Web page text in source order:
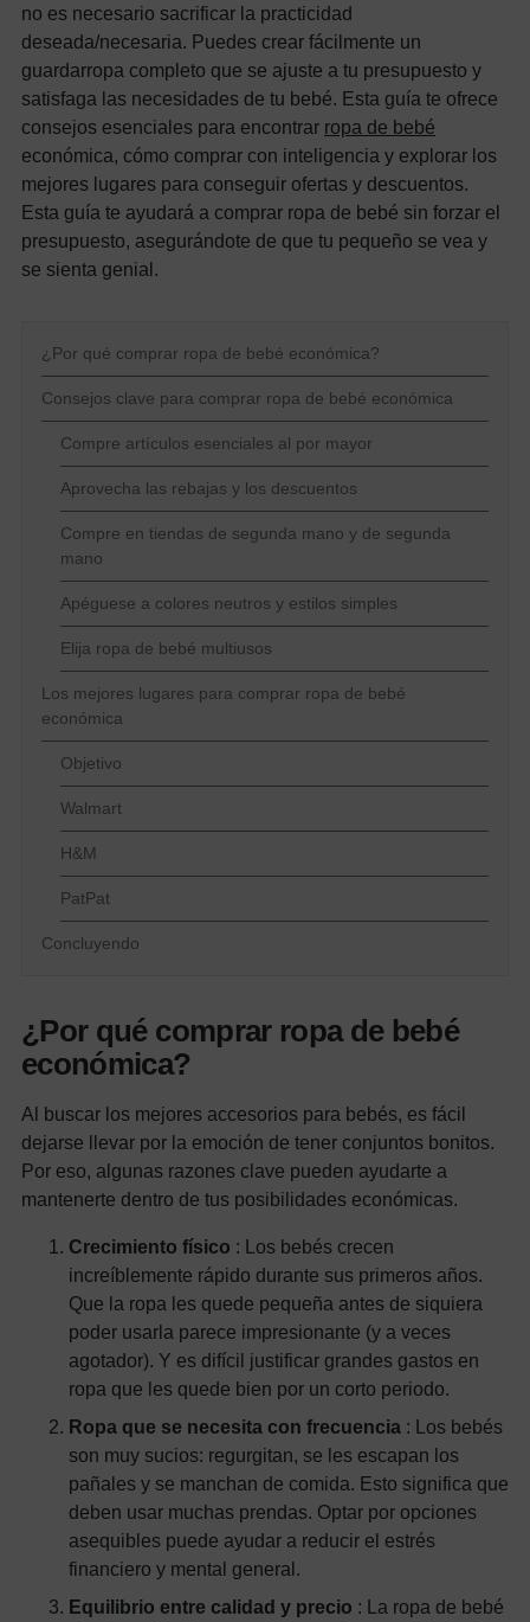
no es necesario sacrificar la practicidad
deseada/necesaria. Puedes crear fácilmente un
guardarropa completo que se ajuste a tu presupuesto y
satisfaga las necesidades de tu bebé. Esta guía te ofrece
consejos esenciales para encontrar ropa de bebé
económica, cómo comprar con inteligencia y explorar los
mejores lugares para conseguir ofertas y descuentos.
Esta guía te ayudará a comprar ropa de bebé sin forzar el
presupuesto, asegurándote de que tu pequeño se vea y
se sienta genial.
¿Por qué comprar ropa de bebé económica?
Consejos clave para comprar ropa de bebé económica
Compre artículos esenciales al por mayor
Aprovecha las rebajas y los descuentos
Compre en tiendas de segunda mano y de segunda
mano
Apéguese a colores neutros y estilos simples
Elija ropa de bebé multiusos
Los mejores lugares para comprar ropa de bebé
económica
Objetivo
Walmart
H&M
PatPat
Concluyendo
¿Por qué comprar ropa de bebé
económica?
Al buscar los mejores accesorios para bebés, es fácil
dejarse llevar por la emoción de tener conjuntos bonitos.
Por eso, algunas razones clave pueden ayudarte a
mantenerte dentro de tus posibilidades económicas.
Crecimiento físico : Los bebés crecen
increíblemente rápido durante sus primeros años.
Que la ropa les quede pequeña antes de siquiera
poder usarla parece impresionante (y a veces
agotador). Y es difícil justificar grandes gastos en
ropa que les quede bien por un corto periodo.
Ropa que se necesita con frecuencia : Los bebés
son muy sucios: regurgitan, se les escapan los
pañales y se manchan de comida. Esto significa que
deben usar muchas prendas. Optar por opciones
asequibles puede ayudar a reducir el estrés
financiero y mental general.
Equilibrio entre calidad y precio : La ropa de bebé